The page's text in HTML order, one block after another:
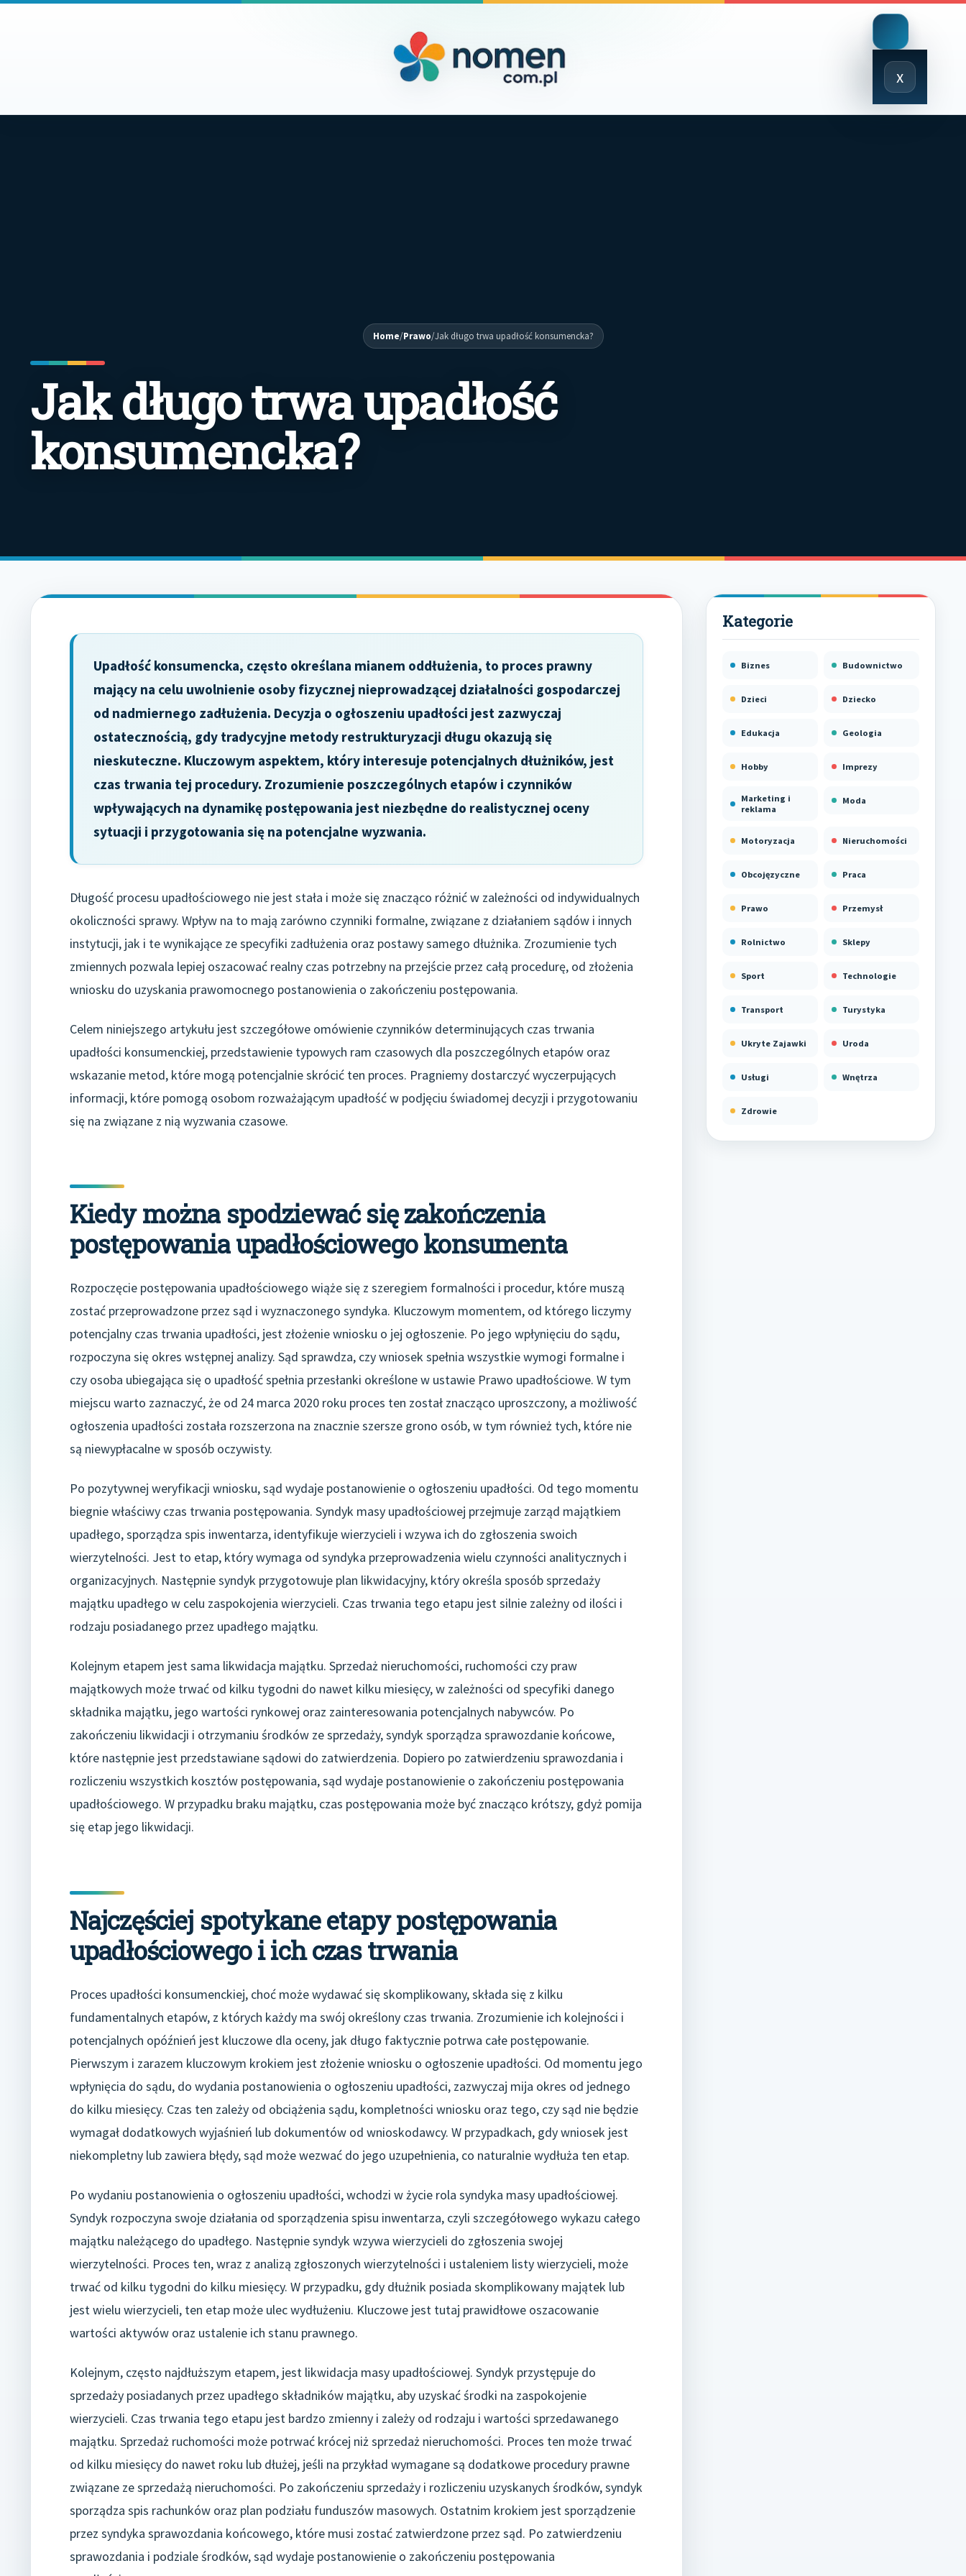
x
Close
Menu
Home/Prawo/Jak długo trwa upadłość konsumencka?
Jak długo trwa upadłość
konsumencka?
Upadłość konsumencka, często określana mianem oddłużenia, to proces prawny
mający na celu uwolnienie osoby fizycznej nieprowadzącej działalności gospodarczej
od nadmiernego zadłużenia. Decyzja o ogłoszeniu upadłości jest zazwyczaj
ostatecznością, gdy tradycyjne metody restrukturyzacji długu okazują się
nieskuteczne. Kluczowym aspektem, który interesuje potencjalnych dłużników, jest
czas trwania tej procedury. Zrozumienie poszczególnych etapów i czynników
wpływających na dynamikę postępowania jest niezbędne do realistycznej oceny
sytuacji i przygotowania się na potencjalne wyzwania.
Długość procesu upadłościowego nie jest stała i może się znacząco różnić w zależności od indywidualnych
okoliczności sprawy. Wpływ na to mają zarówno czynniki formalne, związane z działaniem sądów i innych
instytucji, jak i te wynikające ze specyfiki zadłużenia oraz postawy samego dłużnika. Zrozumienie tych
zmiennych pozwala lepiej oszacować realny czas potrzebny na przejście przez całą procedurę, od złożenia
wniosku do uzyskania prawomocnego postanowienia o zakończeniu postępowania.
Celem niniejszego artykułu jest szczegółowe omówienie czynników determinujących czas trwania
upadłości konsumenckiej, przedstawienie typowych ram czasowych dla poszczególnych etapów oraz
wskazanie metod, które mogą potencjalnie skrócić ten proces. Pragniemy dostarczyć wyczerpujących
informacji, które pomogą osobom rozważającym upadłość w podjęciu świadomej decyzji i przygotowaniu
się na związane z nią wyzwania czasowe.
Kiedy można spodziewać się zakończenia
postępowania upadłościowego konsumenta
Rozpoczęcie postępowania upadłościowego wiąże się z szeregiem formalności i procedur, które muszą
zostać przeprowadzone przez sąd i wyznaczonego syndyka. Kluczowym momentem, od którego liczymy
potencjalny czas trwania upadłości, jest złożenie wniosku o jej ogłoszenie. Po jego wpłynięciu do sądu,
rozpoczyna się okres wstępnej analizy. Sąd sprawdza, czy wniosek spełnia wszystkie wymogi formalne i
czy osoba ubiegająca się o upadłość spełnia przesłanki określone w ustawie Prawo upadłościowe. W tym
miejscu warto zaznaczyć, że od 24 marca 2020 roku proces ten został znacząco uproszczony, a możliwość
ogłoszenia upadłości została rozszerzona na znacznie szersze grono osób, w tym również tych, które nie
są niewypłacalne w sposób oczywisty.
Po pozytywnej weryfikacji wniosku, sąd wydaje postanowienie o ogłoszeniu upadłości. Od tego momentu
biegnie właściwy czas trwania postępowania. Syndyk masy upadłościowej przejmuje zarząd majątkiem
upadłego, sporządza spis inwentarza, identyfikuje wierzycieli i wzywa ich do zgłoszenia swoich
wierzytelności. Jest to etap, który wymaga od syndyka przeprowadzenia wielu czynności analitycznych i
organizacyjnych. Następnie syndyk przygotowuje plan likwidacyjny, który określa sposób sprzedaży
majątku upadłego w celu zaspokojenia wierzycieli. Czas trwania tego etapu jest silnie zależny od ilości i
rodzaju posiadanego przez upadłego majątku.
Kolejnym etapem jest sama likwidacja majątku. Sprzedaż nieruchomości, ruchomości czy praw
majątkowych może trwać od kilku tygodni do nawet kilku miesięcy, w zależności od specyfiki danego
składnika majątku, jego wartości rynkowej oraz zainteresowania potencjalnych nabywców. Po
zakończeniu likwidacji i otrzymaniu środków ze sprzedaży, syndyk sporządza sprawozdanie końcowe,
które następnie jest przedstawiane sądowi do zatwierdzenia. Dopiero po zatwierdzeniu sprawozdania i
rozliczeniu wszystkich kosztów postępowania, sąd wydaje postanowienie o zakończeniu postępowania
upadłościowego. W przypadku braku majątku, czas postępowania może być znacząco krótszy, gdyż pomija
się etap jego likwidacji.
Najczęściej spotykane etapy postępowania
upadłościowego i ich czas trwania
Proces upadłości konsumenckiej, choć może wydawać się skomplikowany, składa się z kilku
fundamentalnych etapów, z których każdy ma swój określony czas trwania. Zrozumienie ich kolejności i
potencjalnych opóźnień jest kluczowe dla oceny, jak długo faktycznie potrwa całe postępowanie.
Pierwszym i zarazem kluczowym krokiem jest złożenie wniosku o ogłoszenie upadłości. Od momentu jego
wpłynięcia do sądu, do wydania postanowienia o ogłoszeniu upadłości, zazwyczaj mija okres od jednego
do kilku miesięcy. Czas ten zależy od obciążenia sądu, kompletności wniosku oraz tego, czy sąd nie będzie
wymagał dodatkowych wyjaśnień lub dokumentów od wnioskodawcy. W przypadkach, gdy wniosek jest
niekompletny lub zawiera błędy, sąd może wezwać do jego uzupełnienia, co naturalnie wydłuża ten etap.
Po wydaniu postanowienia o ogłoszeniu upadłości, wchodzi w życie rola syndyka masy upadłościowej.
Syndyk rozpoczyna swoje działania od sporządzenia spisu inwentarza, czyli szczegółowego wykazu całego
majątku należącego do upadłego. Następnie syndyk wzywa wierzycieli do zgłoszenia swojej
wierzytelności. Proces ten, wraz z analizą zgłoszonych wierzytelności i ustaleniem listy wierzycieli, może
trwać od kilku tygodni do kilku miesięcy. W przypadku, gdy dłużnik posiada skomplikowany majątek lub
jest wielu wierzycieli, ten etap może ulec wydłużeniu. Kluczowe jest tutaj prawidłowe oszacowanie
wartości aktywów oraz ustalenie ich stanu prawnego.
Kolejnym, często najdłuższym etapem, jest likwidacja masy upadłościowej. Syndyk przystępuje do
sprzedaży posiadanych przez upadłego składników majątku, aby uzyskać środki na zaspokojenie
wierzycieli. Czas trwania tego etapu jest bardzo zmienny i zależy od rodzaju i wartości sprzedawanego
majątku. Sprzedaż ruchomości może potrwać krócej niż sprzedaż nieruchomości. Proces ten może trwać
od kilku miesięcy do nawet roku lub dłużej, jeśli na przykład wymagane są dodatkowe procedury prawne
związane ze sprzedażą nieruchomości. Po zakończeniu sprzedaży i rozliczeniu uzyskanych środków, syndyk
sporządza spis rachunków oraz plan podziału funduszów masowych. Ostatnim krokiem jest sporządzenie
przez syndyka sprawozdania końcowego, które musi zostać zatwierdzone przez sąd. Po zatwierdzeniu
sprawozdania i podziale środków, sąd wydaje postanowienie o zakończeniu postępowania
Biznes Budownictwo
Dzieci Dziecko
Edukacja Geologia
Hobby Imprezy
Marketing i
reklama
Moda
Motoryzacja Nieruchomości
Obcojęzyczne Praca
Prawo Przemysł
Rolnictwo Sklepy
Sport Technologie
Transport Turystyka
Ukryte Zajawki Uroda
Usługi Wnętrza
Zdrowie